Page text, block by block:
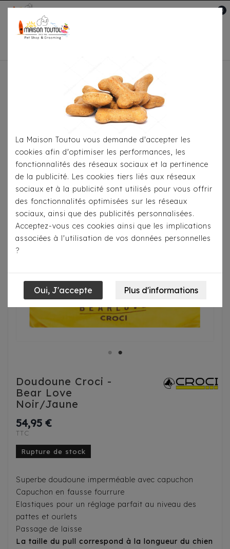
0
Accueil
Pour
Manteaux
Doudoune Croci - Bear
Love Noir/Jaune
Doudoune Croci -
Bear Love
Noir/Jaune
54,95 €
TTC
Rupture de stock
Superbe doudoune imperméable avec capuchon
Capuchon en fausse fourrure
Elastiques pour un réglage parfait au niveau des
pattes et ourlets
Passage de laisse
La taille du pull correspond à la longueur du chien
La Maison Toutou vous demande d'accepter les
cookies afin d'optimiser les performances, les
fonctionnalités des réseaux sociaux et la pertinence
de la publicité. Les cookies tiers liés aux réseaux
sociaux et à la publicité sont utilisés pour vous offrir
des fonctionnalités optimisées sur les réseaux
sociaux, ainsi que des publicités personnalisées.
Acceptez-vous ces cookies ainsi que les implications
associées à l'utilisation de vos données personnelles
?